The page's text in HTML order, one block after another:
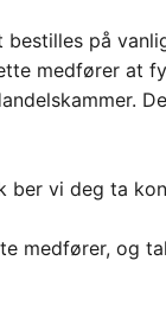
på
medfører at
ber vi deg ta
medfører, og